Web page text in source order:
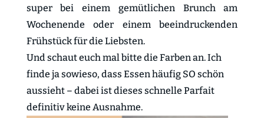
super bei einem gemütlichen Brunch am
Wochenende oder einem beeindruckenden
Frühstück für die Liebsten.
Und schaut euch mal bitte die Farben an. Ich
finde ja sowieso, dass Essen häufig SO schön
aussieht – dabei ist dieses schnelle Parfait
definitiv keine Ausnahme.